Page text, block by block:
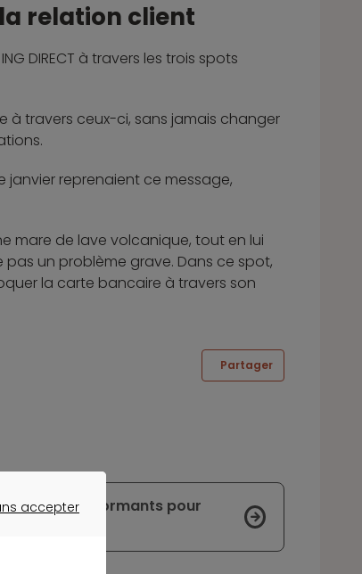
relation client
DIRECT à travers les trois spots
à travers ceux-ci, sans jamais changer
janvier reprenaient ce message,
mare de lave volcanique, tout en lui
un problème grave. Dans ce spot,
la carte bancaire à travers son
Partager
plus performants pour
accepter